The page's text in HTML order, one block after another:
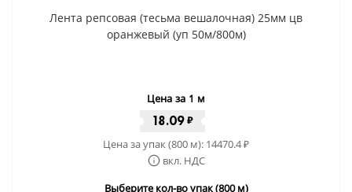
Лента репсовая (тесьма вешалочная) 25мм цв
оранжевый (уп 50м/800м)
Цена за 1 м
18.09 ₽
Цена за упак (800 м): 14470.4₽
вкл. НДС
Выберите кол-во упак (800 м)